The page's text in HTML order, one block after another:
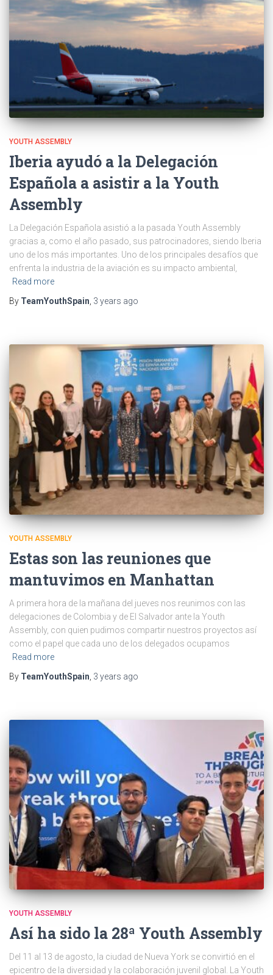
YOUTH ASSEMBLY
Iberia ayudó a la Delegación
Española a asistir a la Youth
Assembly
La Delegación Española asistió a la pasada Youth Assembly
gracias a, como el año pasado, sus patrocinadores, siendo Iberia
uno de los más importantes. Uno de los principales desafíos que
enfrenta la industria de la aviación es su impacto ambiental,
Read more
By TeamYouthSpain 3 years ago
YOUTH ASSEMBLY
Estas son las reuniones que
mantuvimos en Manhattan
A primera hora de la mañana del jueves nos reunimos con las
delegaciones de Colombia y de El Salvador ante la Youth
Assembly, con quien pudimos compartir nuestros proyectos así
como el papel que cada uno de los delegados ocupamos
Read more
By TeamYouthSpain 3 years ago
YOUTH ASSEMBLY
Así ha sido la 28ª Youth Assembly
Del 11 al 13 de agosto, la ciudad de Nueva York se convirtió en el
epicentro de la diversidad y la colaboración juvenil global. La Youth